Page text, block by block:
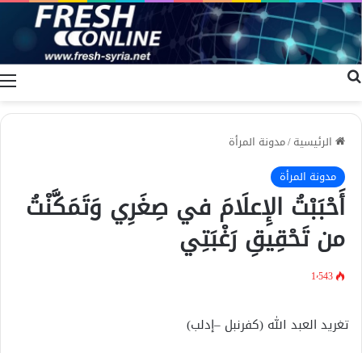
الرئيسية/مدونة المرأة
مدونة المرأة
أَحْبَبْتُ الإِعلَامَ في صِغَرِي وَتَمَكَّنْتُ
من تَحْقِيقِ رَغْبَتِي
1٬543
تغريد العبد الله (كفرنبل –إدلب)